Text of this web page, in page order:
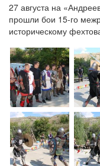
27 августа на
прошли бои 15-го
историческому